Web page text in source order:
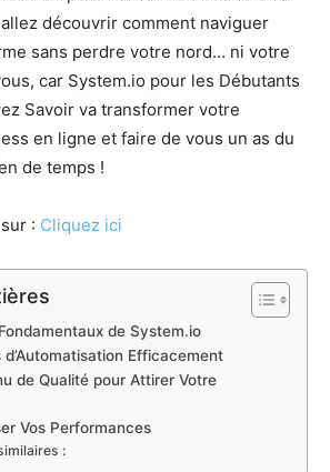
découvrir comment naviguer
sans perdre votre nord… ni votre
car System.io pour les Débutants
Savoir va transformer votre
en ligne et faire de vous un as du
de temps !
: Cliquez ici
de System.io
d’Automatisation Efficacement
de Qualité pour Attirer Votre
Vos Performances
: